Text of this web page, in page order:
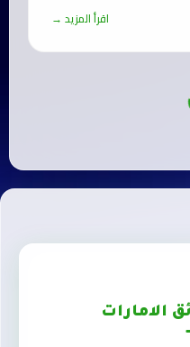
اقرأ المزيد →
الامارات